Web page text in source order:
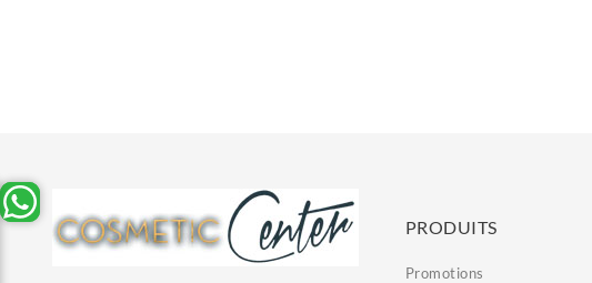
PRODUITS
Promotions